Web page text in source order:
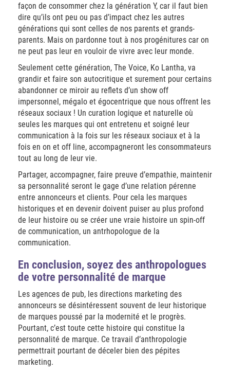
façon de consommer chez la génération Y, car il faut bien
dire qu’ils ont peu ou pas d’impact chez les autres
générations qui sont celles de nos parents et grands-
parents. Mais on pardonne tout à nos progénitures car on
ne peut pas leur en vouloir de vivre avec leur monde.
Seulement cette génération, The Voice, Ko Lantha, va
grandir et faire son autocritique et surement pour certains
abandonner ce miroir au reflets d’un show off
impersonnel, mégalo et égocentrique que nous offrent les
réseaux sociaux ! Un curation logique et naturelle où
seules les marques qui ont entretenu et soigné leur
communication à la fois sur les réseaux sociaux et à la
fois en on et off line, accompagneront les consommateurs
tout au long de leur vie.
Partager, accompagner, faire preuve d’empathie, maintenir
sa personnalité seront le gage d’une relation pérenne
entre annonceurs et clients. Pour cela les marques
historiques et en devenir doivent puiser au plus profond
de leur histoire ou se créer une vraie histoire un spin-off
de communication, un antrhopologue de la
communication.
En conclusion, soyez des anthropologues
de votre personnalité de marque
Les agences de pub, les directions marketing des
annonceurs se désintéressent souvent de leur historique
de marques poussé par la modernité et le progrès.
Pourtant, c’est toute cette histoire qui constitue la
personnalité de marque. Ce travail d’anthropologie
permettrait pourtant de déceler bien des pépites
marketing.